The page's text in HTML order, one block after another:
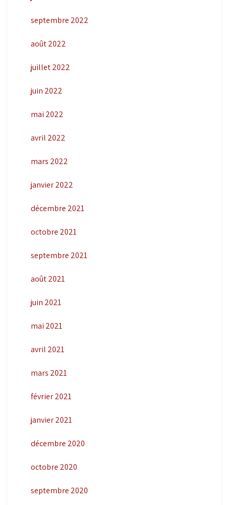
septembre 2022
août 2022
juillet 2022
juin 2022
mai 2022
avril 2022
mars 2022
janvier 2022
décembre 2021
octobre 2021
septembre 2021
août 2021
juin 2021
mai 2021
avril 2021
mars 2021
février 2021
janvier 2021
décembre 2020
octobre 2020
septembre 2020